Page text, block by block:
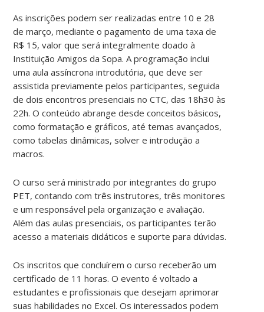
As inscrições podem ser realizadas entre 10 e 28
de março, mediante o pagamento de uma taxa de
R$ 15, valor que será integralmente doado à
Instituição Amigos da Sopa. A programação inclui
uma aula assíncrona introdutória, que deve ser
assistida previamente pelos participantes, seguida
de dois encontros presenciais no CTC, das 18h30 às
22h. O conteúdo abrange desde conceitos básicos,
como formatação e gráficos, até temas avançados,
como tabelas dinâmicas, solver e introdução a
macros.
O curso será ministrado por integrantes do grupo
PET, contando com três instrutores, três monitores
e um responsável pela organização e avaliação.
Além das aulas presenciais, os participantes terão
acesso a materiais didáticos e suporte para dúvidas.
Os inscritos que concluírem o curso receberão um
certificado de 11 horas. O evento é voltado a
estudantes e profissionais que desejam aprimorar
suas habilidades no Excel. Os interessados podem